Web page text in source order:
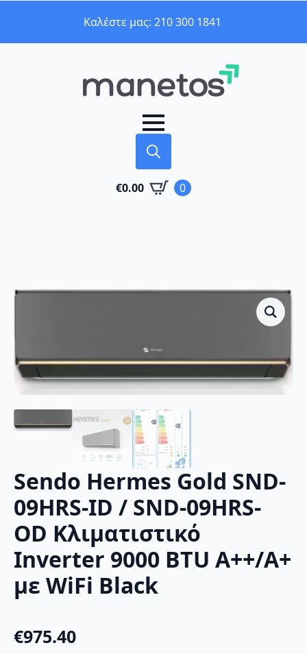
Καλέστε μας: 210 300 1841
for:
€0.00 0
Sendo Hermes Gold SND-
09HRS-ID / SND-09HRS-
OD Κλιματιστικό
Inverter 9000 BTU A++/A+
με WiFi Black
€975.40